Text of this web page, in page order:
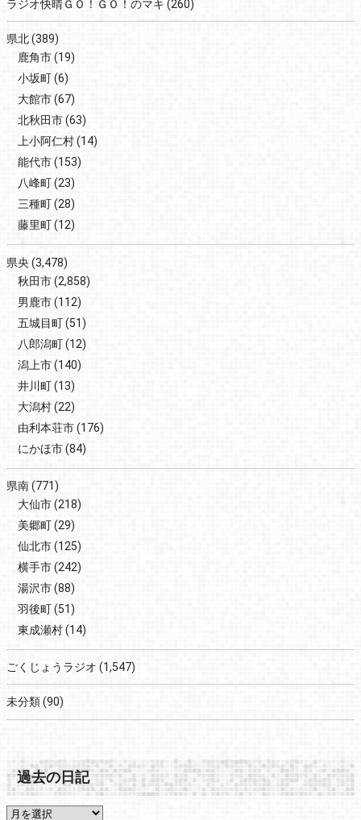
ラジオ快晴ＧＯ！ＧＯ！のマキ (260)
県北(389)
鹿角市(19)
小坂町(6)
大館市(67)
北秋田市(63)
上小阿仁村(14)
能代市(153)
八峰町(23)
三種町(28)
藤里町(12)
県央 (3,478)
秋田市(2,858)
男鹿市(112)
五城目町(51)
八郎潟町(12)
潟上市(140)
井川町(13)
大潟村(22)
由利本荘市(176)
にかほ市(84)
県南(771)
大仙市(218)
美郷町(29)
仙北市(125)
横手市(242)
湯沢市(88)
羽後町(51)
東成瀬村(14)
ごくじょうラジオ (1,547)
未分類(90)
過去の日記